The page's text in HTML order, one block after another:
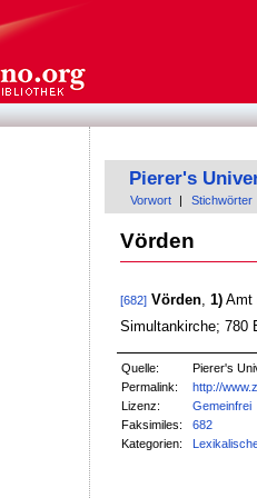
Pierer's
Vorwort Stichwörter
Vörden
[682] Vörden, 1)Amt
Simultankirche; 780
Quelle:
Pierer's
Permalink:
http://
Lizenz:
Gemeinfrei
Faksimiles:
682
Kategorien: